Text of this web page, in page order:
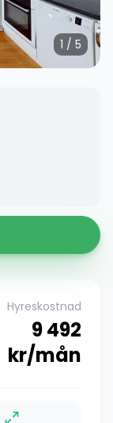
1 / 5
Hyreskostnad
9 492
kr/mån